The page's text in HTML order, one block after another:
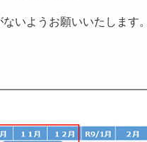
いようお願いいたします